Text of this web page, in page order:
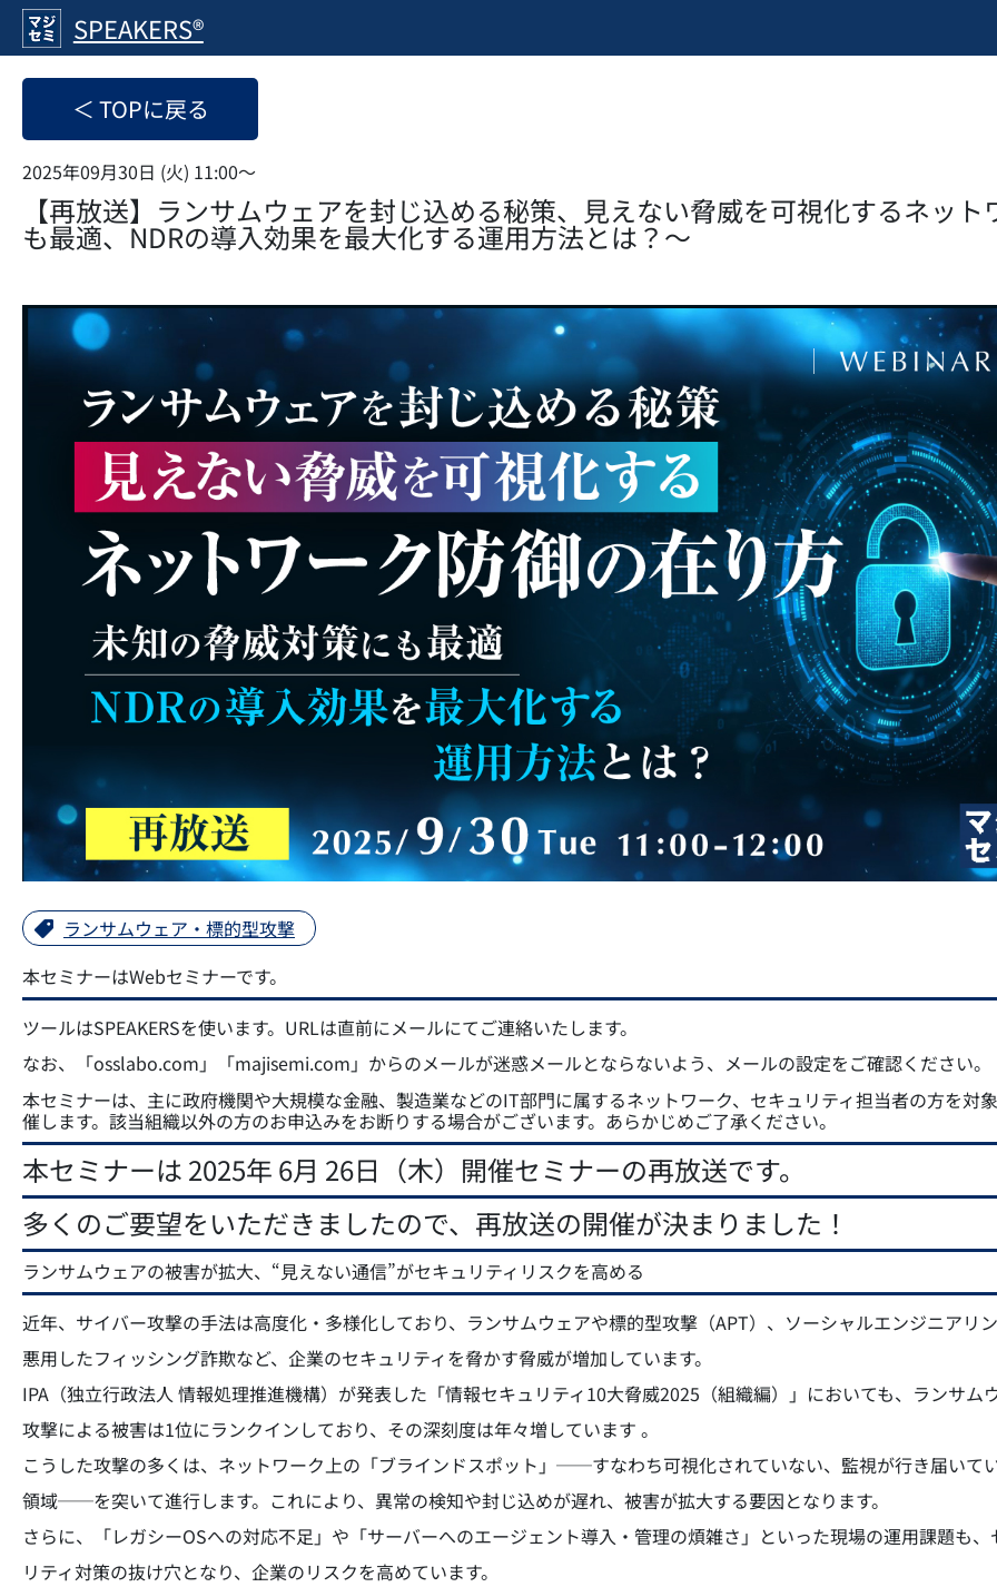
SPEAKERS®
＜ TOPに戻る
2025年09月30日 (火) 11:00〜
【再放送】ランサムウェアを封じ込める秘策、見えない脅威を可視化するネッ
も最適、NDRの導入効果を最大化する運用方法とは？～
ランサムウェア・標的型攻撃
本セミナーはWebセミナーです。
ツールはSPEAKERSを使います。URLは直前にメールにてご連絡いたします。
なお、「osslabo.com」「majisemi.com」からのメールが迷惑メールとならないよう、メールの設定をご確認ください。
本セミナーは、主に政府機関や大規模な金融、製造業などのIT部門に属するネットワーク、セキュリティ担当者の方を対
催します。該当組織以外の方のお申込みをお断りする場合がございます。あらかじめご了承ください。
本セミナーは 2025年 6月 26日（木）開催セミナーの再放送です。
多くのご要望をいただきましたので、再放送の開催が決まりました！
ランサムウェアの被害が拡大、“見えない通信”がセキュリティリスクを高める
近年、サイバー攻撃の手法は高度化・多様化しており、ランサムウェアや標的型攻撃（APT）、ソーシャルエンジニアリ
悪用したフィッシング詐欺など、企業のセキュリティを脅かす脅威が増加しています。
IPA（独立行政法人 情報処理推進機構）が発表した「情報セキュリティ10大脅威2025（組織編）」においても、ランサム
攻撃による被害は1位にランクインしており、その深刻度は年々増しています 。
こうした攻撃の多くは、ネットワーク上の「ブラインドスポット」──すなわち可視化されていない、監視が行き届いて
領域──を突いて進行します。これにより、異常の検知や封じ込めが遅れ、被害が拡大する要因となります。
さらに、「レガシーOSへの対応不足」や「サーバーへのエージェント導入・管理の煩雑さ」といった現場の運用課題も、
リティ対策の抜け穴となり、企業のリスクを高めています。